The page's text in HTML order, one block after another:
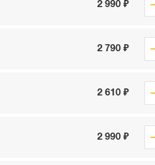
2 990 ₽
2 790 ₽
2 610 ₽
2 990 ₽